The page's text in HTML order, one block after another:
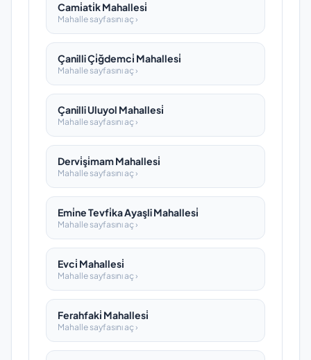
Cami̇ati̇k Mahallesi̇
Mahalle sayfasını aç ›
Çanilli Çi̇ğdemci̇ Mahallesi̇
Mahalle sayfasını aç ›
Çanilli Uluyol Mahallesi̇
Mahalle sayfasını aç ›
Dervi̇şi̇mam Mahallesi̇
Mahalle sayfasını aç ›
Emi̇ne Tevfi̇ka Ayaşli Mahallesi̇
Mahalle sayfasını aç ›
Evci̇ Mahallesi̇
Mahalle sayfasını aç ›
Ferahfaki̇ Mahallesi̇
Mahalle sayfasını aç ›